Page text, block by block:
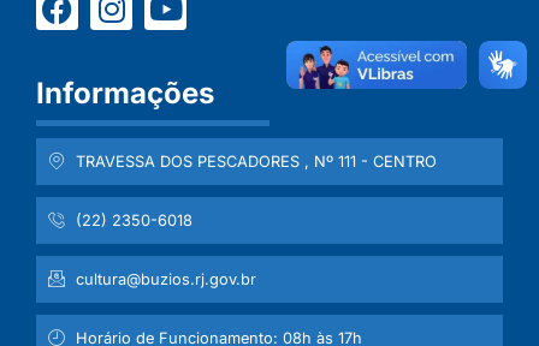
Informações
TRAVESSA DOS PESCADORES , Nº 111 - CENTRO
(22) 2350-6018
cultura@buzios.rj.gov.br
Horário de Funcionamento: 08h às 17h